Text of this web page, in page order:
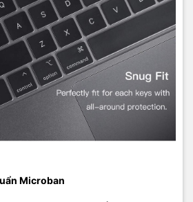
Microban